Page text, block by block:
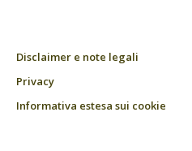
Disclaimer e note legali
Privacy
Informativa estesa sui cookie